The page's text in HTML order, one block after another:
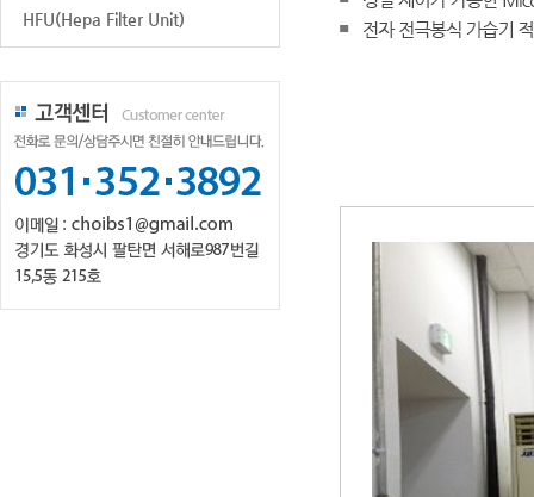
HFU(Hepa Filter Unit)